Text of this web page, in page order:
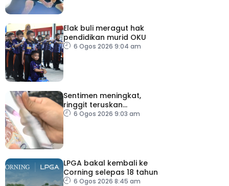
Elak buli meragut hak
pendidikan murid OKU
6 Ogos 2026 9:04 am
Sentimen meningkat,
ringgit teruskan
momentum mengukuh
6 Ogos 2026 9:03 am
LPGA bakal kembali ke
Corning selepas 18 tahun
6 Ogos 2026 8:45 am